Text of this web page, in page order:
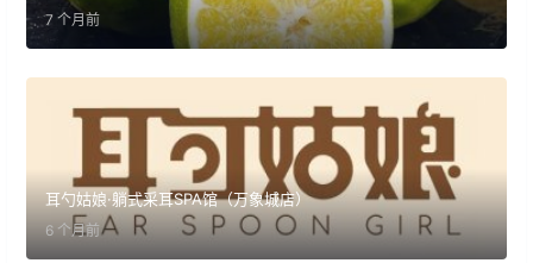
7 个月前
耳勺姑娘·躺式采耳SPA馆（万象城店）
6 个月前